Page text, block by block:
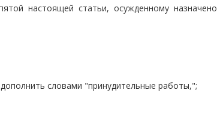
настоящей статьи, осужденному назначено
словами "принудительные работы,";